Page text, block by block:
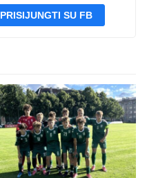
PRISIJUNGTI SU FB